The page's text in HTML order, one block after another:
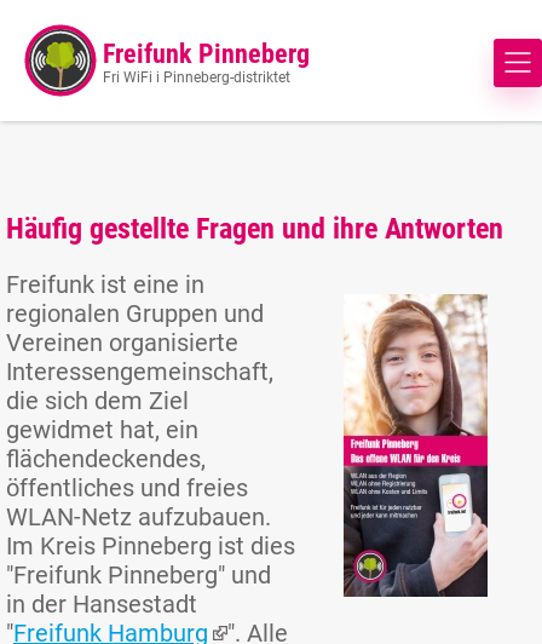
Freifunk Pinneberg
Fri WiFi i Pinneberg-distriktet
Häufig gestellte Fragen und ihre Antworten
Freifunk ist eine in
regionalen Gruppen und
Vereinen organisierte
Interessengemeinschaft,
die sich dem Ziel
gewidmet hat, ein
flächendeckendes,
öffentliches und freies
WLAN-Netz aufzubauen.
Im Kreis Pinneberg ist dies
"Freifunk Pinneberg" und
in der Hansestadt
"Freifunk Hamburg
". Alle